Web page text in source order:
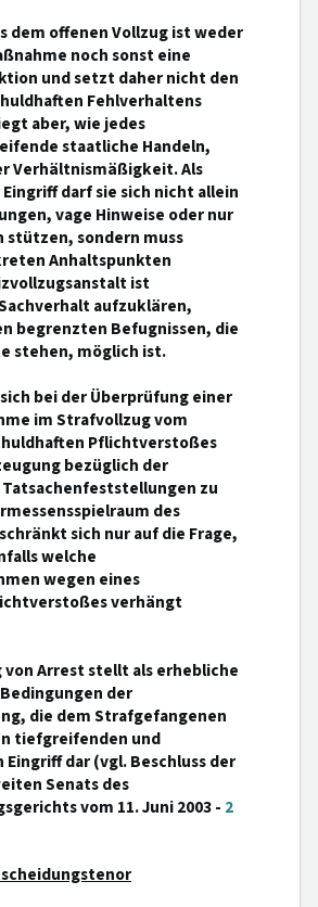
dem offenen Vollzug ist weder
noch sonst eine
und setzt daher nicht den
Fehlverhaltens
aber, wie jedes
staatliche Handeln,
Verhältnismäßigkeit. Als
darf sie sich nicht allein
vage Hinweise oder nur
sondern muss
Anhaltspunkten
ist
aufzuklären,
begrenzten Befugnissen, die
stehen, möglich ist.
bei der Überprüfung einer
im Strafvollzug vom
Pflichtverstoßes
bezüglich der
zu
des
sich nur auf die Frage,
welche
wegen eines
verhängt
von Arrest stellt als erhebliche
der
die dem Strafgefangenen
tiefgreifenden und
dar (vgl. Beschluss der
Senats des
vom 11. Juni 2003 - 2